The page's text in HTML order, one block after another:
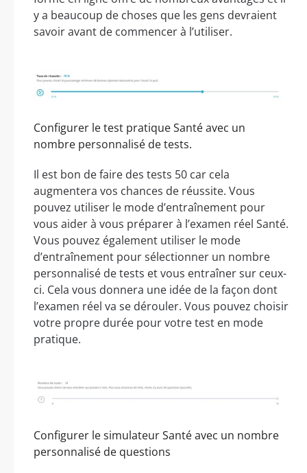
y a beaucoup de choses que les gens devraient
savoir avant de commencer à l’utiliser.
Configurer le test pratique Santé avec un
nombre personnalisé de tests.
Il est bon de faire des tests 50 car cela
augmentera vos chances de réussite. Vous
pouvez utiliser le mode d’entraînement pour
vous aider à vous préparer à l’examen réel Santé.
Vous pouvez également utiliser le mode
d’entraînement pour sélectionner un nombre
personnalisé de tests et vous entraîner sur ceux-
ci. Cela vous donnera une idée de la façon dont
l’examen réel va se dérouler. Vous pouvez choisir
votre propre durée pour votre test en mode
pratique.
Configurer le simulateur Santé avec un nombre
personnalisé de questions